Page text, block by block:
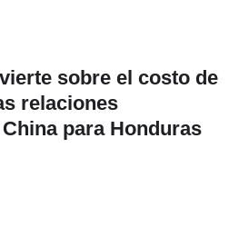
sobre el costo de
relaciones
para Honduras